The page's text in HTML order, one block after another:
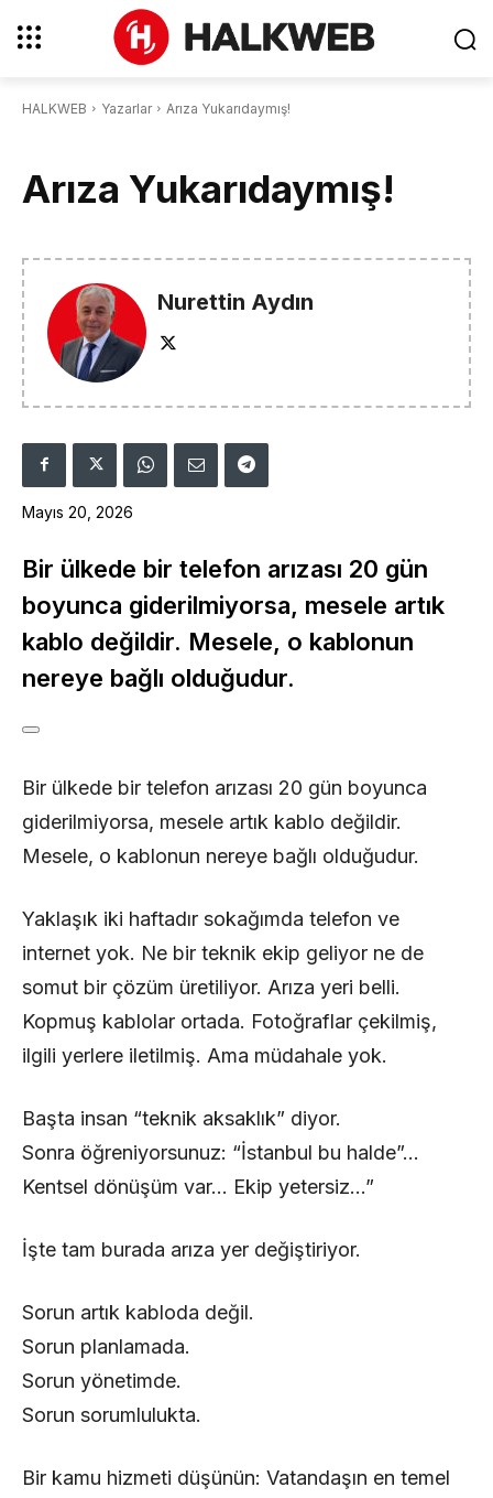
HALKWEB Yazarlar Arıza Yukarıdaymış!
Arıza Yukarıdaymış!
Nurettin Aydın
Mayıs 20, 2026
Bir ülkede bir telefon arızası 20 gün
boyunca giderilmiyorsa, mesele artık
kablo değildir. Mesele, o kablonun
nereye bağlı olduğudur.
Bir ülkede bir telefon arızası 20 gün boyunca
giderilmiyorsa, mesele artık kablo değildir.
Mesele, o kablonun nereye bağlı olduğudur.
Yaklaşık iki haftadır sokağımda telefon ve
internet yok. Ne bir teknik ekip geliyor ne de
somut bir çözüm üretiliyor. Arıza yeri belli.
Kopmuş kablolar ortada. Fotoğraflar çekilmiş,
ilgili yerlere iletilmiş. Ama müdahale yok.
Başta insan “teknik aksaklık” diyor.
Sonra öğreniyorsunuz: “İstanbul bu halde”…
Kentsel dönüşüm var… Ekip yetersiz…”
İşte tam burada arıza yer değiştiriyor.
Sorun artık kabloda değil.
Sorun planlamada.
Sorun yönetimde.
Sorun sorumlulukta.
Bir kamu hizmeti düşünün: Vatandaşın en temel